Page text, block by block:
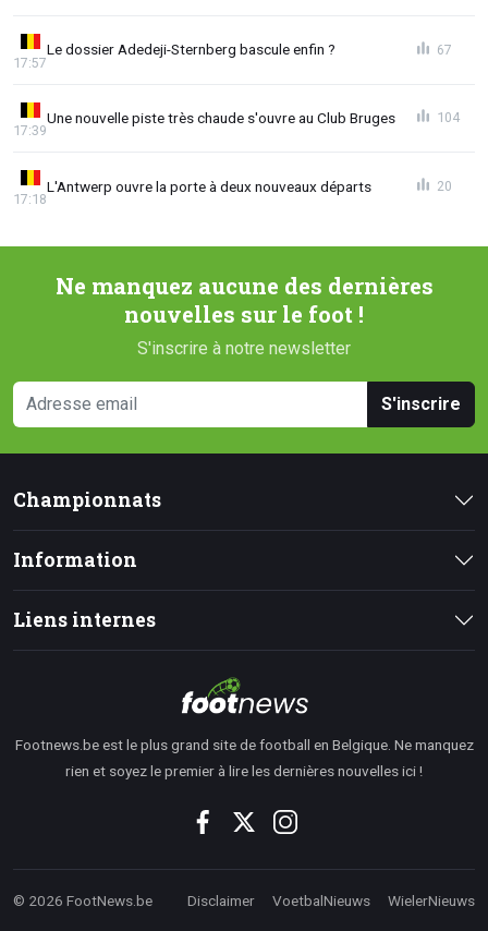
Le dossier Adedeji-Sternberg bascule enfin ?
17:57
67
Une nouvelle piste très chaude s'ouvre au Club Bruges
17:39
104
L'Antwerp ouvre la porte à deux nouveaux départs
17:18
20
Ne manquez aucune des dernières
nouvelles sur le foot !
S'inscrire à notre newsletter
S'inscrire
Championnats
Information
Liens internes
Footnews.be est le plus grand site de football en Belgique. Ne manquez
rien et soyez le premier à lire les dernières nouvelles ici !
© 2026 FootNews.be Disclaimer VoetbalNieuws WielerNieuws